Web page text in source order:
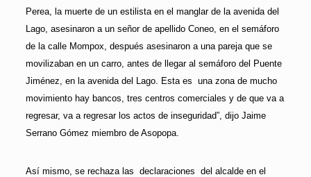
Perea, la muerte de un estilista en el manglar de la avenida del
Lago, asesinaron a un señor de apellido Coneo, en el semáforo
de la calle Mompox, después asesinaron a una pareja que se
movilizaban en un carro, antes de llegar al semáforo del Puente
Jiménez, en la avenida del Lago. Esta es una zona de mucho
movimiento hay bancos, tres centros comerciales y de que va a
regresar, va a regresar los actos de inseguridad”, dijo Jaime
Serrano Gómez miembro de Asopopa.
Así mismo, se rechaza las declaraciones del alcalde en el